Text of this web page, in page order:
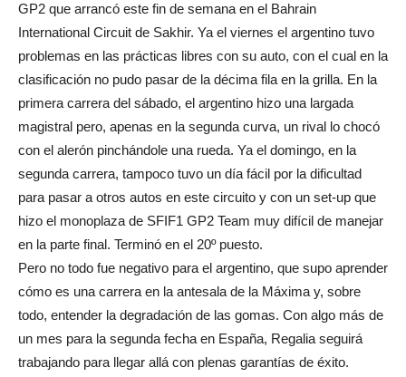
GP2 que arrancó este fin de semana en el Bahrain
International Circuit de Sakhir. Ya el viernes el argentino tuvo
problemas en las prácticas libres con su auto, con el cual en la
clasificación no pudo pasar de la décima fila en la grilla. En la
primera carrera del sábado, el argentino hizo una largada
magistral pero, apenas en la segunda curva, un rival lo chocó
con el alerón pinchándole una rueda. Ya el domingo, en la
segunda carrera, tampoco tuvo un día fácil por la dificultad
para pasar a otros autos en este circuito y con un set-up que
hizo el monoplaza de SFIF1 GP2 Team muy difícil de manejar
en la parte final. Terminó en el 20º puesto.
Pero no todo fue negativo para el argentino, que supo aprender
cómo es una carrera en la antesala de la Máxima y, sobre
todo, entender la degradación de las gomas. Con algo más de
un mes para la segunda fecha en España, Regalia seguirá
trabajando para llegar allá con plenas garantías de éxito.